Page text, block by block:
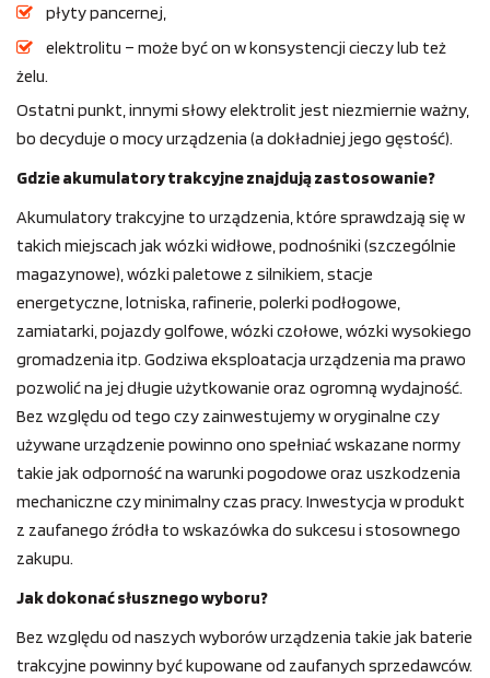
płyty pancernej,
elektrolitu – może być on w konsystencji cieczy lub też
żelu.
Ostatni punkt, innymi słowy elektrolit jest niezmiernie ważny,
bo decyduje o mocy urządzenia (a dokładniej jego gęstość).
Gdzie akumulatory trakcyjne znajdują zastosowanie?
Akumulatory trakcyjne to urządzenia, które sprawdzają się w
takich miejscach jak wózki widłowe, podnośniki (szczególnie
magazynowe), wózki paletowe z silnikiem, stacje
energetyczne, lotniska, rafinerie, polerki podłogowe,
zamiatarki, pojazdy golfowe, wózki czołowe, wózki wysokiego
gromadzenia itp. Godziwa eksploatacja urządzenia ma prawo
pozwolić na jej długie użytkowanie oraz ogromną wydajność.
Bez względu od tego czy zainwestujemy w oryginalne czy
używane urządzenie powinno ono spełniać wskazane normy
takie jak odporność na warunki pogodowe oraz uszkodzenia
mechaniczne czy minimalny czas pracy. Inwestycja w produkt
z zaufanego źródła to wskazówka do sukcesu i stosownego
zakupu.
Jak dokonać słusznego wyboru?
Bez względu od naszych wyborów urządzenia takie jak baterie
trakcyjne powinny być kupowane od zaufanych sprzedawców.